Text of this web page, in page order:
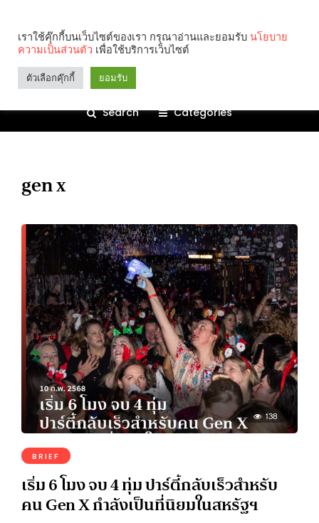
Search Categories
gen x
138
BRIEF
เริ่ม 6 โมง จบ 4 ทุ่ม ปาร์ตี้กลับเร็วสำหรับ
คน Gen X กำลังเป็นที่นิยมในสหรัฐฯ
เราใช้คุ๊กกี้บนเว็บไซต์ของเรา กรุณาอ่านและยอมรับ นโยบาย
ความเป็นส่วนตัว เพื่อใช้บริการเว็บไซต์
ตัวเลือกคุ๊กกี้ ยอมรับ